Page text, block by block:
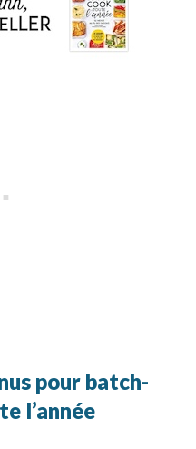
pour batch-
l’année